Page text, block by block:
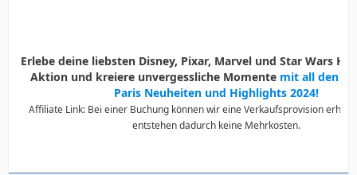
Erlebe deine liebsten Disney, Pixar, Marvel und Star Wars
Aktion und kreiere unvergessliche Momente mit all den
Paris Neuheiten und Highlights 2024!
Affiliate Link: Bei einer Buchung können wir eine Verkaufsprovision
entstehen dadurch keine Mehrkosten.